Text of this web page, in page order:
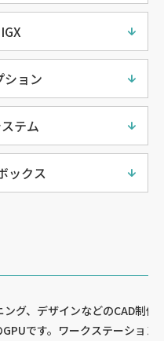
ション
テム
ックス
グ、デザインなどのCAD制
です。ワークステーショ